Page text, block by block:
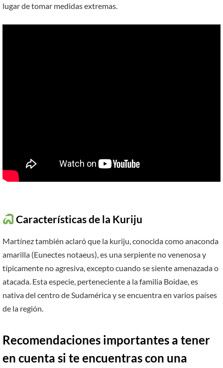
lugar de tomar medidas extremas.
Características de la Kuriju
Martínez también aclaró que la kuriju, conocida como anaconda
amarilla (Eunectes notaeus), es una serpiente no venenosa y
típicamente no agresiva, excepto cuando se siente amenazada o
atacada. Esta especie, perteneciente a la familia Boidae, es
nativa del centro de Sudamérica y se encuentra en varios países
de la región.
Recomendaciones importantes a tener
en cuenta si te encuentras con una